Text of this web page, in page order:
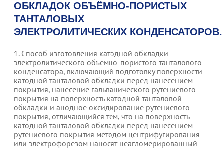
ОБКЛАДОК ОБЪЁМНО-ПОРИСТЫХ
ТАНТАЛОВЫХ
ЭЛЕКТРОЛИТИЧЕСКИХ КОНДЕНСАТОРОВ.
1. Способ изготовления катодной обкладки
электролитического объёмно-пористого танталового
конденсатора, включающий подготовку поверхности
катодной танталовой обкладки перед нанесением
покрытия, нанесение гальванического рутениевого
покрытия на поверхность катодной танталовой
обкладки и анодное оксидирование рутениевого
покрытия, отличающийся тем, что на поверхность
катодной танталовой обкладки перед нанесением
рутениевого покрытия методом центрифугирования
или электрофорезом наносят неагломерированный